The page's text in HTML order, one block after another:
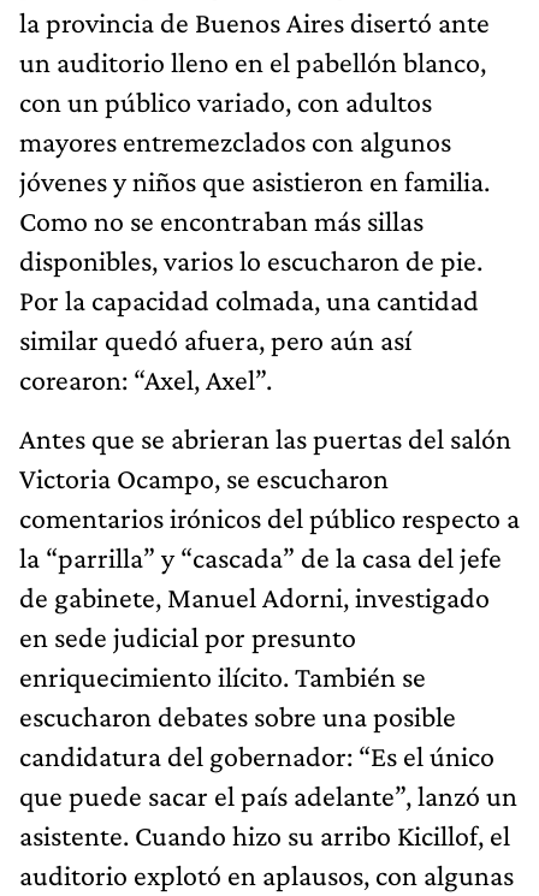
la provincia de Buenos Aires disertó ante
un auditorio lleno en el pabellón blanco,
con un público variado, con adultos
mayores entremezclados con algunos
jóvenes y niños que asistieron en familia.
Como no se encontraban más sillas
disponibles, varios lo escucharon de pie.
Por la capacidad colmada, una cantidad
similar quedó afuera, pero aún así
corearon: “Axel, Axel”.
Antes que se abrieran las puertas del salón
Victoria Ocampo, se escucharon
comentarios irónicos del público respecto a
la “parrilla” y “cascada” de la casa del jefe
de gabinete, Manuel Adorni, investigado
en sede judicial por presunto
enriquecimiento ilícito. También se
escucharon debates sobre una posible
candidatura del gobernador: “Es el único
que puede sacar el país adelante”, lanzó un
asistente. Cuando hizo su arribo Kicillof, el
auditorio explotó en aplausos, con algunas